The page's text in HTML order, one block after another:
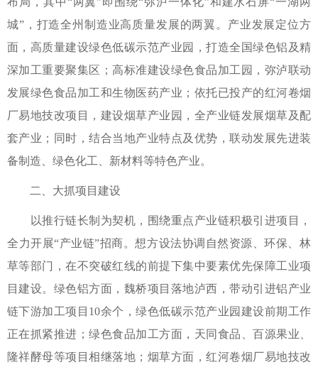
城”，打造全州制造业高质量发展的两翼。产业发展定位方
面，高质量建设绿色低碳示范产业园，打造全国绿色铝及精
深加工重要聚集区；高标准建设绿色食品加工园，弥泸联动
发展绿色食品加工和生物医药产业；依托已投产的红河卷烟
厂易地技改项目，建设烟草产业园，全产业链发展烟草及配
套产业；同时，结合当地产业特点及优势，联动发展先进装
备制造、绿色化工、新材料等特色产业。
二、大抓项目建设
以推行链长制为契机，围绕重点产业链积极引进项目，
全力开展“产业链”招商。想方设法协调自然资源、环保、林
草等部门，在不突破红线的前提下集中要素优先保障工业项
目建设。绿色铝方面，魏桥项目落地泸西，带动引进铝产业
链下游加工项目10余个，绿色低碳示范产业园建设前期工作
正在抓紧推进；绿色食品加工方面，天同食品、百源果业、
隆祥酵母等项目相继落地；烟草方面，红河卷烟厂易地技改